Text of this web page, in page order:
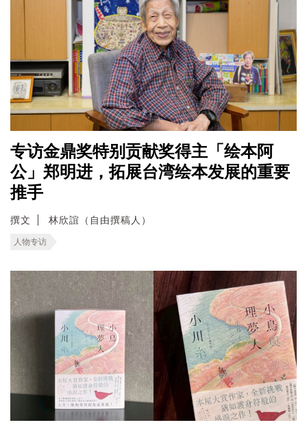
专访金鼎奖特别贡献奖得主「绘本阿
公」郑明进，拓展台湾绘本发展的重要
推手
撰文 林欣誼（自由撰稿人）
人物专访